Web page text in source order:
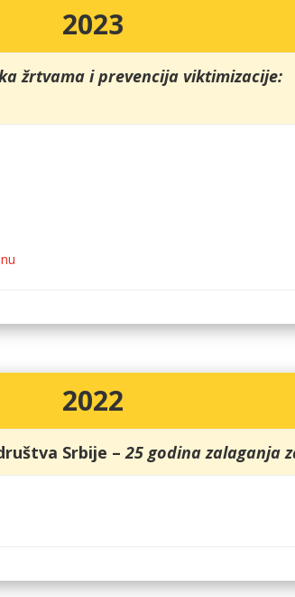
2023
žrtvama i prevencija viktimizacije:
2022
Srbije – 25 godina zalaganja